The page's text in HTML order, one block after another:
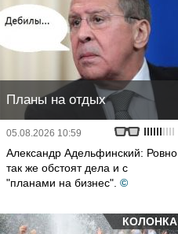
Планы на отдых
05.08.2026 10:59
Александр Адельфинский: Ровно
так же обстоят дела и с
"планами на бизнес". ©
КОЛОНКА